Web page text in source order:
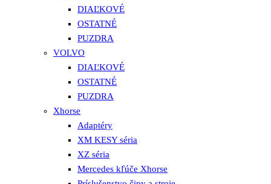
DIAĽKOVÉ
OSTATNÉ
PUZDRA
VOLVO
DIAĽKOVÉ
OSTATNÉ
PUZDRA
Xhorse
Adaptéry
XM KESY séria
XZ séria
Mercedes kľúče Xhorse